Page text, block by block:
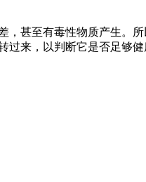
甚至有毒性物质产生。
来，以判断它是否足够